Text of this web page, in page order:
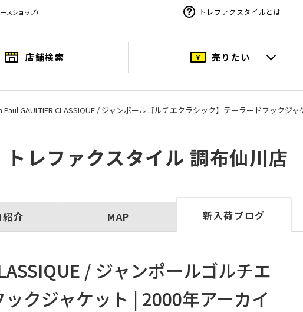
スショップ） トレファクスタイルとは
店舗検索 売りたい
Paul GAULTIER CLASSIQUE / ジャンポールゴルチエクラシック】テーラードフックジ
トレファクスタイル 調布仙川店
紹介 MAP 新入荷ブログ
/ ジャンポールゴルチエ
クジャケット | 2000年アーカイ